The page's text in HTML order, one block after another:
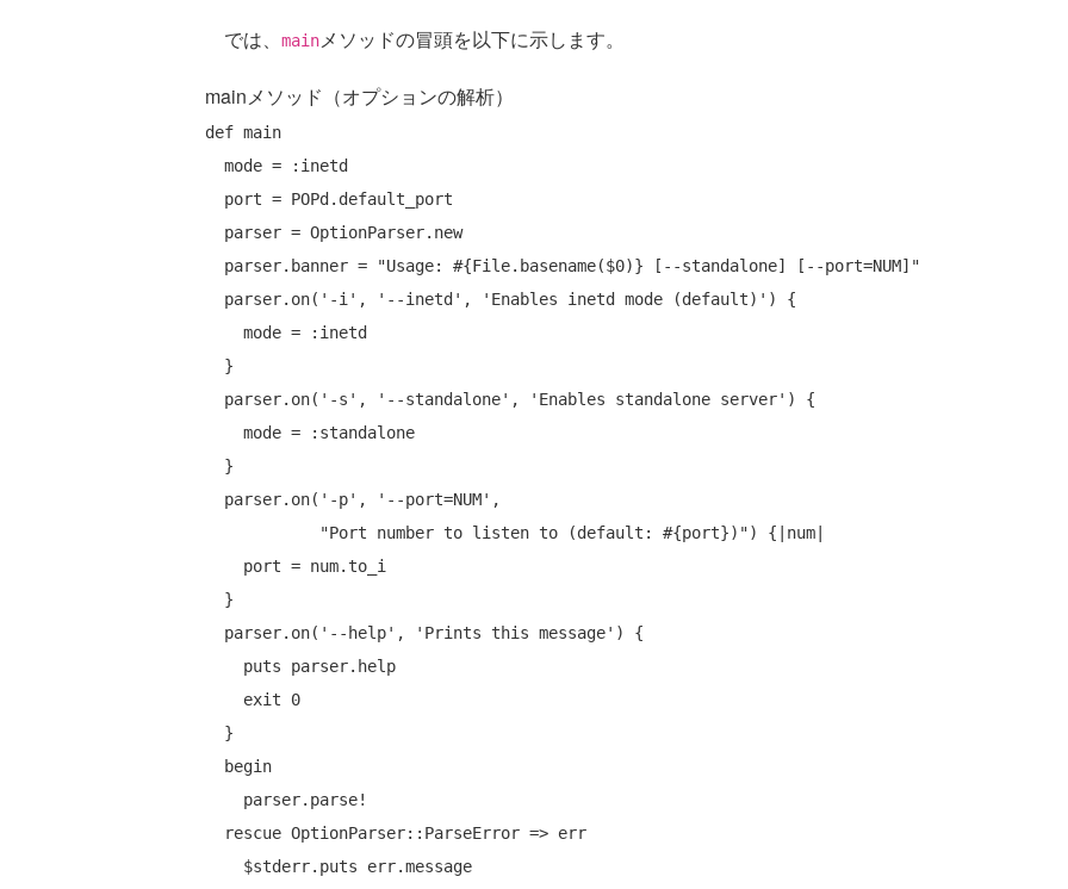
では、 mainメソッドの冒頭を以下に示します。
mainメソッド（オプションの解析）
def main
  parser.banner =
"Usage: #{File.basename($0)} [--standalone] [--port=NUM]"
"Port number to listen to (default: #{port})") {|num|
begin
rescue OptionParser::ParseError => err